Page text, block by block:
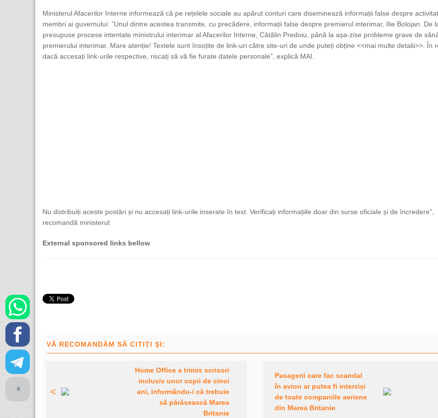
Ministerul Afacerilor Interne informează că pe rețelele sociale au apărut conturi care diseminează informații false despre
membri ai guvernului: ”Unul dintre acestea transmite, cu precădere, informații false despre premierul interimar, Ilie Bolojan. De
presupuse procese intentate ministrului interimar al Afacerilor Interne, Cătălin Predoiu, până la așa-zise probleme grave de
premierului interimar. Mare atenție! Textele sunt însoțite de link-uri către site-uri de unde puteți obține <<mai multe detalii>>. În
dacă accesați link-urile respective, riscați să vă fie furate datele personale”, explică MAI.
Nu distribuiți aceste postări și nu accesați link-urile inserate în text. Verificați informațiile doar din surse oficiale și de încredere”,
recomandă ministerul.
External sponsored links bellow
0
VĂ RECOMANDĂM SĂ CITIŢI ŞI:
<
Home Office a trimis scrisori
inclusiv unor copii de cinci
ani, informându-i că trebuie
să părăsească Marea
Britanie
Pasagerii care fac scandal
în avion ar putea fi interziși
de toate companiile aeriene
din Marea Britanie